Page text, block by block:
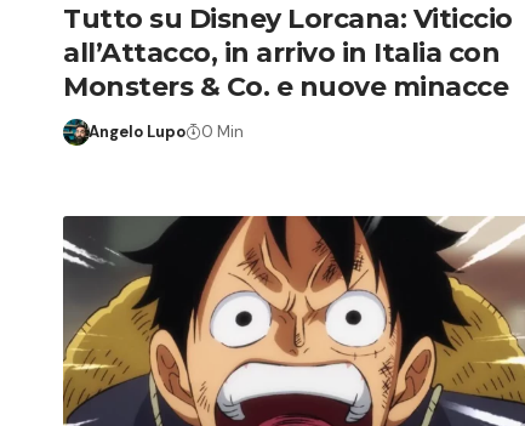
Tutto su Disney Lorcana: Viticcio
all’Attacco, in arrivo in Italia con
Monsters & Co. e nuove minacce
Angelo Lupo 0 Min